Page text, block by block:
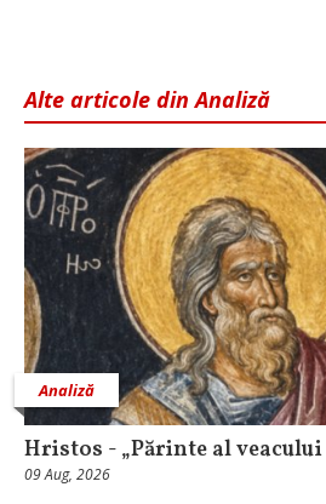
Alte articole din Analiză
Analiză
Hristos - „Părinte al veacului
09 Aug, 2026